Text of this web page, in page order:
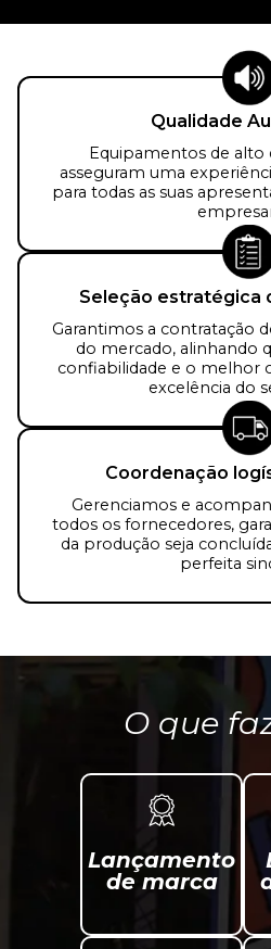
Qualidade
Equipamentos de
asseguram uma
para todas as suas
Seleção estratégica
Garantimos a contratação
do mercado, alinhando
confiabilidade e o melhor
excelência do
Coordenação
Gerenciamos e
todos os fornecedores,
da produção seja
perfeita
O que
Lançamento
de marca